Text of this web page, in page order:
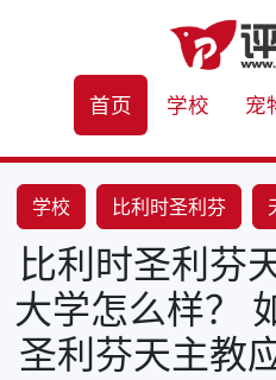
首页 学校 宠
学校 比利时圣利芬
比利时圣利芬
大学怎么样？
圣利芬天主教